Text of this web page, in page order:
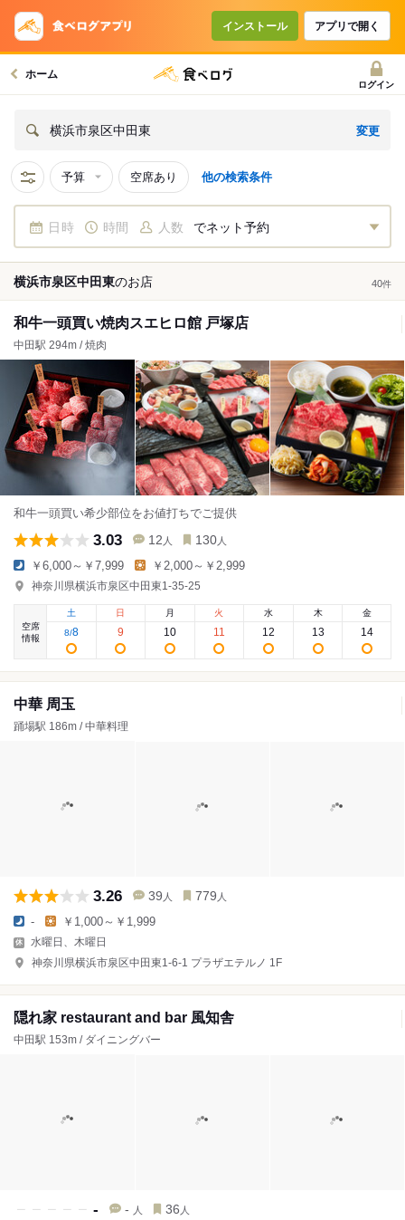
インストール アプリで開く
ホーム
ログイン
横浜市泉区中田東 変更
予算 空席あり 他の検索条件
日時 時間 人数 でネット予約
横浜市泉区中田東のお店 40件
和牛一頭買い焼肉スエヒロ館 戸塚店
中田駅 294m / 焼肉
和牛一頭買い希少部位をお値打ちでご提供
3.03 12 人 130 人
￥6,000～￥7,999 ￥2,000～￥2,999
神奈川県横浜市泉区中田東1-35-25
空席
情報
土
8/8
日
9
月
10
火
11
水
12
木
13
金
14
中華 周玉
踊場駅 186m / 中華料理
3.26 39 人 779 人
- ￥1,000～￥1,999
水曜日、木曜日
神奈川県横浜市泉区中田東1-6-1 プラザエテルノ 1F
隠れ家 restaurant and bar 風知舎
中田駅 153m / ダイニングバー
- - 人 36 人